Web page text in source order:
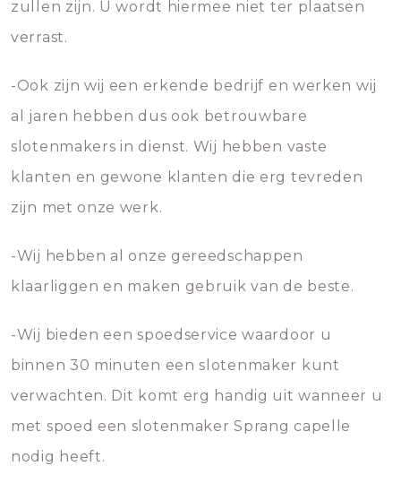
zullen zijn. U wordt hiermee niet ter plaatsen
verrast.
-Ook zijn wij een erkende bedrijf en werken wij
al jaren hebben dus ook betrouwbare
slotenmakers in dienst. Wij hebben vaste
klanten en gewone klanten die erg tevreden
zijn met onze werk.
-Wij hebben al onze gereedschappen
klaarliggen en maken gebruik van de beste.
-Wij bieden een spoedservice waardoor u
binnen 30 minuten een slotenmaker kunt
verwachten. Dit komt erg handig uit wanneer u
met spoed een slotenmaker Sprang capelle
nodig heeft.